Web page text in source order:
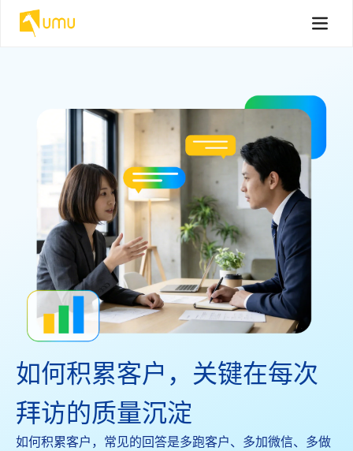
如何积累客户，关键在每次
拜访的质量沉淀
如何积累客户，常见的回答是多跑客户、多加微信、多做